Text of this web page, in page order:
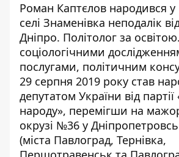
Роман Каптєлов народився у
селі Знаменівка неподалік
Дніпро. Політолог за
соціологічними
послугами, політичним
29 серпня 2019 року став
депутатом України від партії
народу», перемігши на
окрузі №36 у
(міста Павлоград, Тернівка,